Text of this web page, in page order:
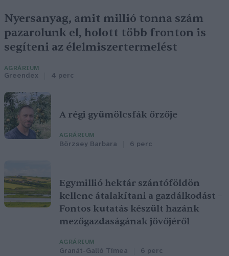
Nyersanyag, amit millió tonna szám
pazarolunk el, holott több fronton is
segíteni az élelmiszertermelést
AGRÁRIUM
Greendex 4 perc
A régi gyümölcsfák őrzője
AGRÁRIUM
Börzsey Barbara 6 perc
Egymillió hektár szántóföldön
kellene átalakítani a gazdálkodást –
Fontos kutatás készült hazánk
mezőgazdaságának jövőjéről
AGRÁRIUM
Granát-Galló Tímea 6 perc